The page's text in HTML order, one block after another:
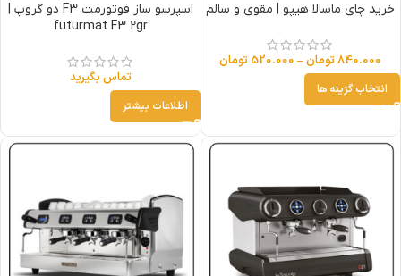
خرید چای ماسالا هیپو | مقوی و سالم
840.000تومان–
520.000 تومان
انتخاب گزینه ها
اسپرسو ساز فوتورمت F3 دو گروپ |
futurmat F3 2gr
تماس بگیرید
اطلاعات بیشتر